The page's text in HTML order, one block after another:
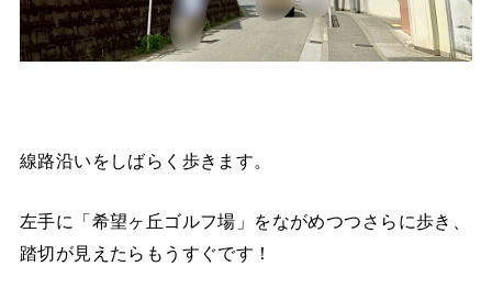
線路沿いをしばらく歩きます。
左手に「希望ヶ丘ゴルフ場」をながめつつさらに歩き、
踏切が見えたらもうすぐです！